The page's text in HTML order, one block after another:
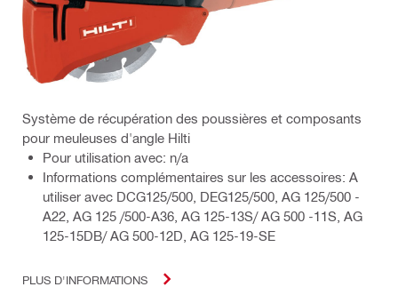
Système de récupération des poussières et composants
pour meuleuses d'angle Hilti
Pour utilisation avec: n/a
Informations complémentaires sur les accessoires: A
utiliser avec DCG125/500, DEG125/500, AG 125/500 -
A22, AG 125 /500-A36, AG 125-13S/ AG 500 -11S, AG
125-15DB/ AG 500-12D, AG 125-19-SE
PLUS D'INFORMATIONS